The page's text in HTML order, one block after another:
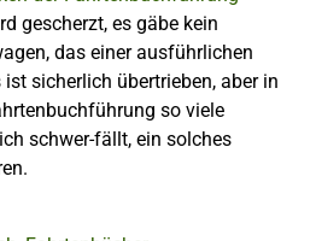
gescherzt, es gäbe kein
das einer ausführlichen
sicherlich übertrieben, aber in
so viele
schwer-fällt, ein solches